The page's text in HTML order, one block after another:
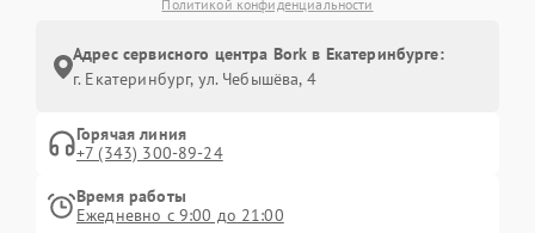
Политикой конфиденциальности
Адрес сервисного центра Bork в Екатеринбурге:
г. Екатеринбург, ул. Чебышёва, 4
Горячая линия
+7 (343) 300-89-24
Время работы
Ежедневно с 9:00 до 21:00